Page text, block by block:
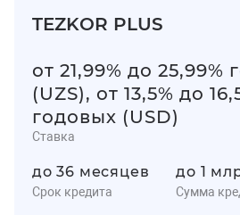
TEZKOR PLUS
от 21,99% до 25,99%
(UZS), от 13,5% до
годовых (USD)
Ставка
до 36 месяцев
Срок кредита
до 1
Сумма